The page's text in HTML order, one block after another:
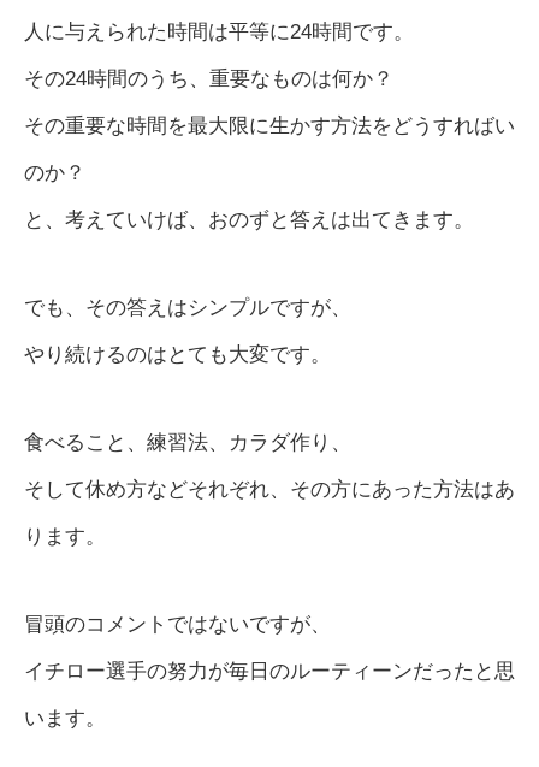
人に与えられた時間は平等に24時間です。
その24時間のうち、重要なものは何か？
その重要な時間を最大限に生かす方法をどうすればい
のか？
と、考えていけば、おのずと答えは出てきます。
でも、その答えはシンプルですが、
やり続けるのはとても大変です。
食べること、練習法、カラダ作り、
そして休め方などそれぞれ、その方にあった方法はあ
ります。
冒頭のコメントではないですが、
イチロー選手の努力が毎日のルーティーンだったと思
います。